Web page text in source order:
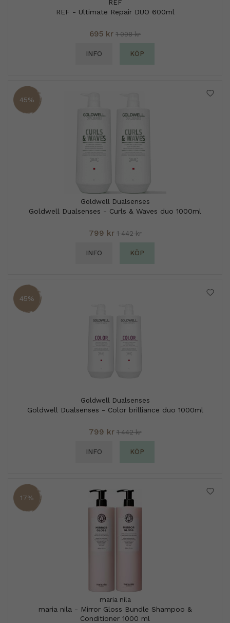
REF
REF - Ultimate Repair DUO 600ml
695 kr 1 098 kr
INFO KÖP
45%
Goldwell Dualsenses
Goldwell Dualsenses - Curls & Waves duo 1000ml
799 kr 1 442 kr
INFO KÖP
45%
Goldwell Dualsenses
Goldwell Dualsenses - Color brilliance duo 1000ml
799 kr 1 442 kr
INFO KÖP
17%
maria nila
maria nila - Mirror Gloss Bundle Shampoo &
Conditioner 1000 ml